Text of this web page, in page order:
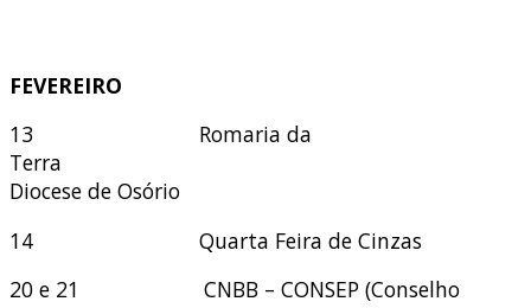
FEVEREIRO
13 Romaria da
Terra
Diocese de Osório
14 Quarta Feira de Cinzas
20 e 21 CNBB – CONSEP (Conselho